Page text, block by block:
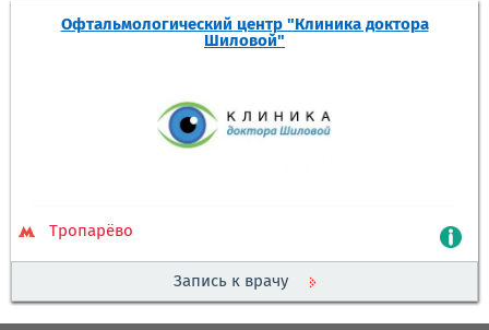
Офтальмологический центр "Клиника доктора
Шиловой"
Тропарёво
Запись к врачу